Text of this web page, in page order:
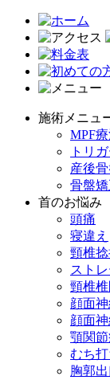
施術メニュ
MPF
トリ
産後
骨盤
首のお悩み
頭痛
寝違え
頸椎
スト
頸椎
顔面
顔面
顎関
むち打
胸郭